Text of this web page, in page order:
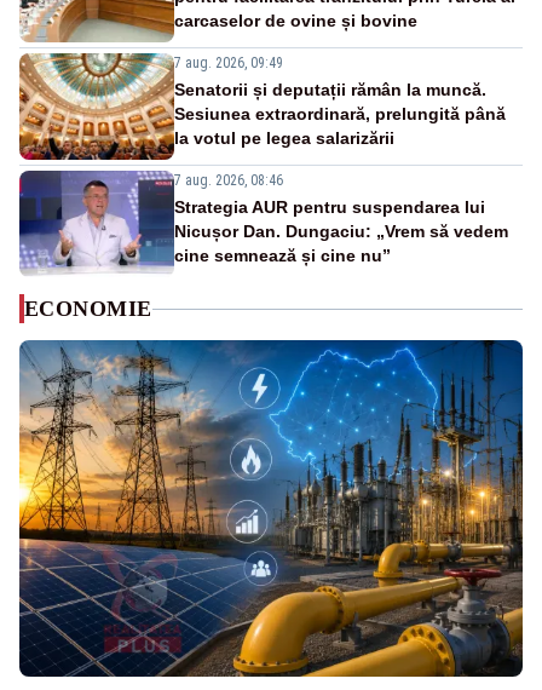
carcaselor de ovine și bovine
7 aug. 2026, 09:49
Senatorii și deputații rămân la muncă.
Sesiunea extraordinară, prelungită până
la votul pe legea salarizării
7 aug. 2026, 08:46
Strategia AUR pentru suspendarea lui
Nicușor Dan. Dungaciu: „Vrem să vedem
cine semnează și cine nu”
ECONOMIE